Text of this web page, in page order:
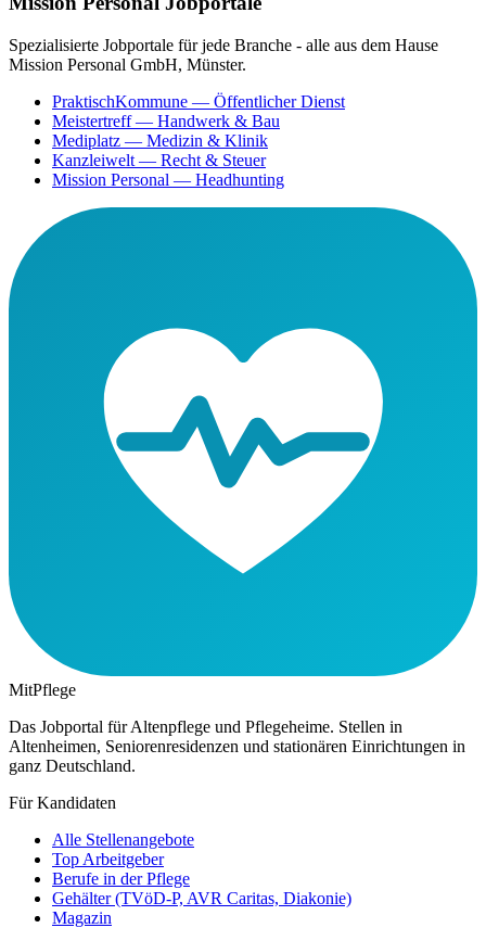
Spezialisierte Jobportale für jede Branche - alle aus dem Hause
Mission Personal GmbH, Münster.
PraktischKommune — Öffentlicher Dienst
Meistertreff— Handwerk & Bau
Mediplatz — Medizin & Klinik
Kanzleiwelt — Recht & Steuer
Mission Personal — Headhunting
MitPflege
Das Jobportal für Altenpflege und Pflegeheime. Stellen in
Altenheimen, Seniorenresidenzen und stationären Einrichtungen in
ganz Deutschland.
Für Kandidaten
Alle Stellenangebote
Top Arbeitgeber
Berufe in der Pflege
Gehälter (TVöD-P, AVR Caritas, Diakonie)
Magazin